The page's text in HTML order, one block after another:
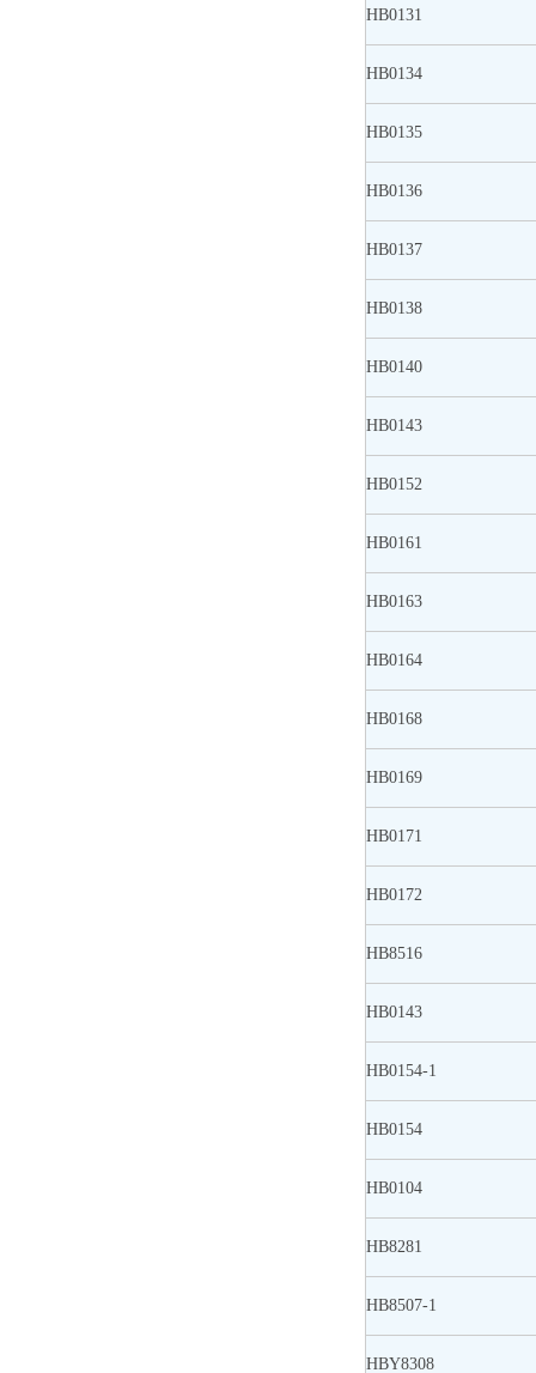
HB0131
HB0134
HB0135
HB0136
HB0137
HB0138
HB0140
HB0143
HB0152
HB0161
HB0163
HB0164
HB0168
HB0169
HB0171
HB0172
HB8516
HB0143
HB0154-1
HB0154
HB0104
HB8281
HB8507-1
HBY8308